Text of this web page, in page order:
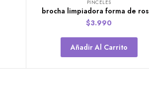
PINCELES
brocha limpiadora forma de
$3.990
Añadir Al Carrito